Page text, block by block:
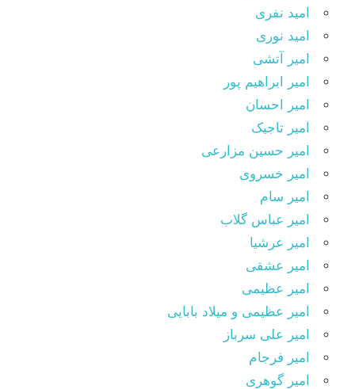
امید نفری
امید نوری
امیر آتشی
امیر ابراهیم پور
امیر احسان
امیر تاجیک
امیر حسین مزارعی
امیر خسروی
امیر سام
امیر عباس گلاب
امیر عرشیا
امیر عشقی
امیر عظیمی
امیر عظیمی و میلاد بابایی
امیر علی سرباز
امیر فرجام
امیر گوهری